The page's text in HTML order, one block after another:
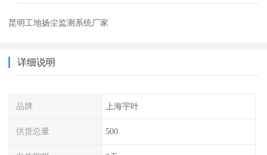
昆明工地扬尘监测系统厂家
详细说明
品牌 上海宇叶
供货总量 500